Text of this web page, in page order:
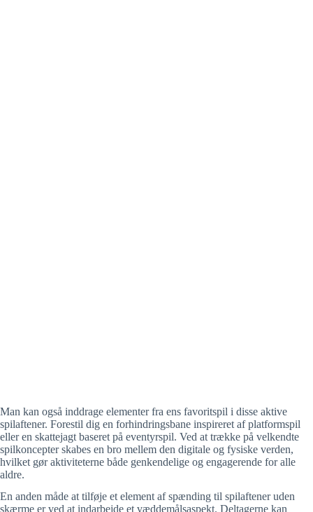
Man kan også inddrage elementer fra ens favoritspil i disse aktive
spilaftener. Forestil dig en forhindringsbane inspireret af platformspil
eller en skattejagt baseret på eventyrspil. Ved at trække på velkendte
spilkoncepter skabes en bro mellem den digitale og fysiske verden,
hvilket gør aktiviteterne både genkendelige og engagerende for alle
aldre.
En anden måde at tilføje et element af spænding til spilaftener uden
skærme er ved at indarbejde et væddemålsaspekt. Deltagerne kan